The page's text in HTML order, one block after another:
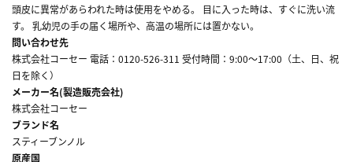
頭皮に異常があらわれた時は使用をやめる。 目に入った時は、すぐに洗い流
す。 乳幼児の手の届く場所や、高温の場所には置かない。
問い合わせ先
株式会社コーセー 電話：0120-526-311 受付時間：9:00～17:00（土、日、祝
日を除く）
メーカー名(製造販売会社)
株式会社コーセー
ブランド名
スティーブンノル
原産国